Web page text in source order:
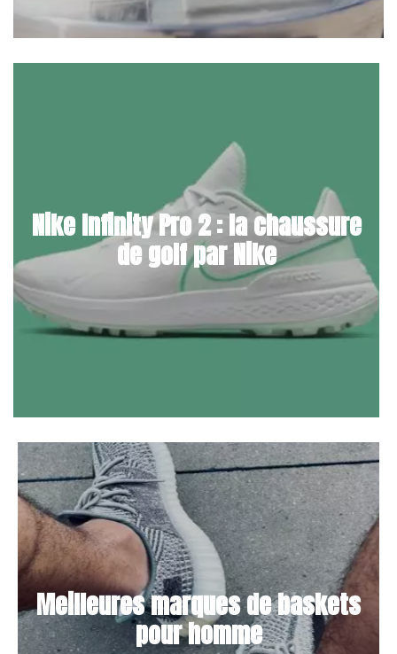
Nike Infinity Pro 2 : la chaussure
de golf par Nike
Meilleures marques de baskets
pour homme